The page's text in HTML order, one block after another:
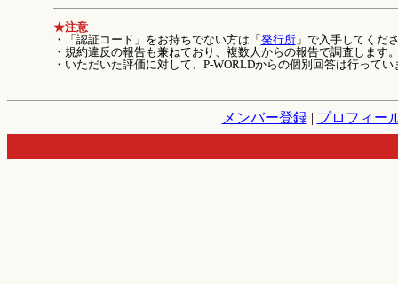
★注意
・「認証コード」をお持ちでない方は「 発行所」で入手してくだ
・規約違反の報告も兼ねており、複数人からの報告で調査します
・いただいた評価に対して、P-WORLDからの個別回答は行ってい
メンバー登録| プロフィー